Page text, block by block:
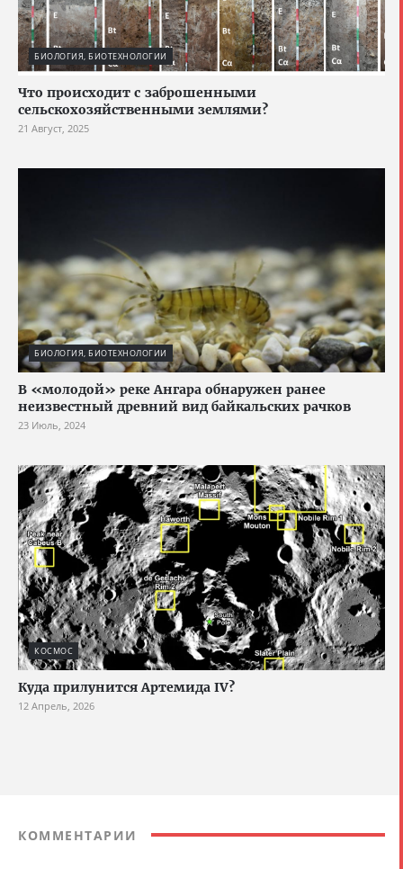
БИОЛОГИЯ, БИОТЕХНОЛОГИИ
Что происходит с заброшенными
сельскохозяйственными землями?
21 Август, 2025
БИОЛОГИЯ, БИОТЕХНОЛОГИИ
В «молодой» реке Ангара обнаружен ранее
неизвестный древний вид байкальских рачков
23 Июль, 2024
КОСМОС
Куда прилунится Артемида IV?
12 Апрель, 2026
КОММЕНТАРИИ